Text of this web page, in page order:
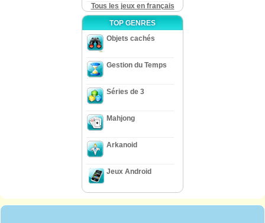
Tous les jeux en français
TOP GENRES
Objets cachés
Gestion du Temps
Séries de 3
Mahjong
Arkanoid
Jeux Android